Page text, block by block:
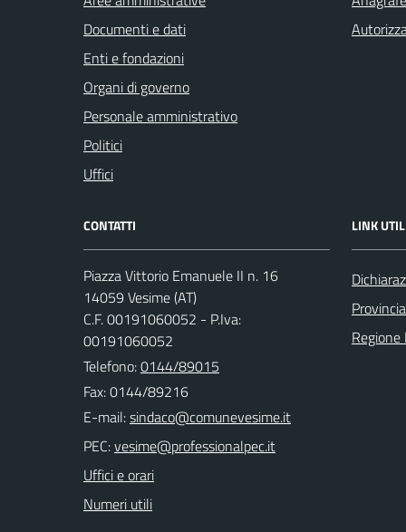
Documenti e dati
Enti e fondazioni
Organi di governo
Personale amministrativo
Politici
Uffici
CONTATTI
Piazza Vittorio Emanuele II n. 16
14059 Vesime (AT)
C.F. 00191060052 - P.Iva:
00191060052
Telefono:0144/89015
Fax: 0144/89216
E-mail:
PEC:
Uffici e orari
Numeri utili
LINK